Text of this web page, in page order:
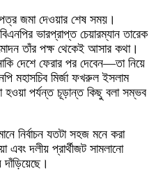
জমা দেওয়ার শেষ সময়।
ভারপ্রাপ্ত চেয়ারম্যান তারেক
তাঁর পক্ষ থেকেই আসার কথা।
দেশে ফেরার পর দেবেন—তা নিয়ে
মহাসচিব মির্জা ফখরুল ইসলাম
পর্যন্ত চূড়ান্ত কিছু বলা সম্ভব
নির্বাচন যতটা সহজ মনে করা
এবং দলীয় প্রার্থীজট সামলানো